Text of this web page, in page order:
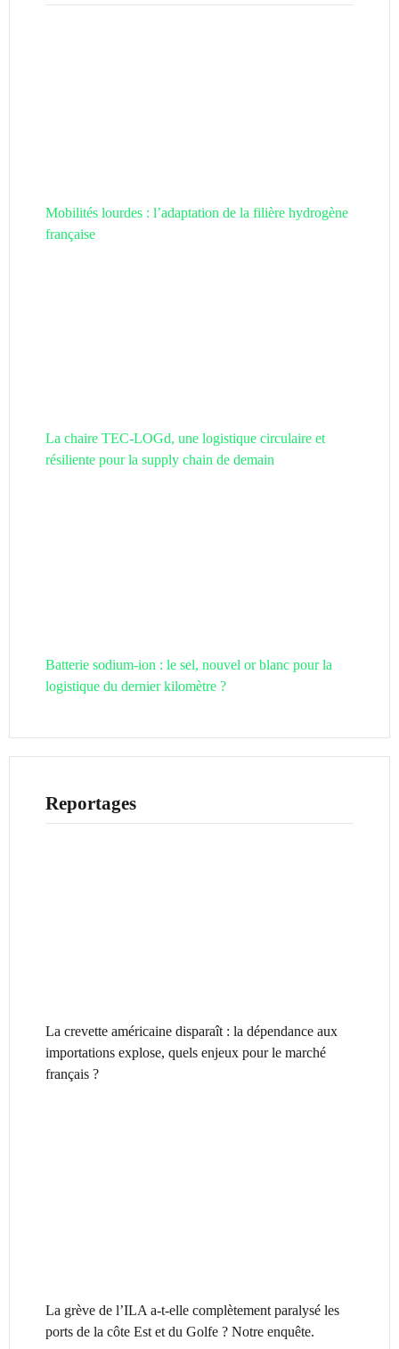
Mobilités lourdes : l’adaptation de la filière hydrogène
française
La chaire TEC-LOGd, une logistique circulaire et
résiliente pour la supply chain de demain
Batterie sodium-ion : le sel, nouvel or blanc pour la
logistique du dernier kilomètre ?
Reportages
La crevette américaine disparaît : la dépendance aux
importations explose, quels enjeux pour le marché
français ?
La grève de l’ILA a-t-elle complètement paralysé les
ports de la côte Est et du Golfe ? Notre enquête.